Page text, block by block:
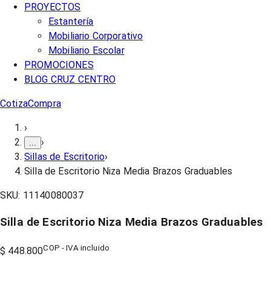
PROYECTOS
Estantería
Mobiliario Corporativo
Mobiliario Escolar
PROMOCIONES
BLOG CRUZ CENTRO
CotizaCompra
›
›
Sillas de Escritorio›
Silla de Escritorio Niza Media Brazos Graduables
SKU: 11140080037
Silla de Escritorio Niza Media Brazos Graduables
$ 448.800COP - IVA incluido